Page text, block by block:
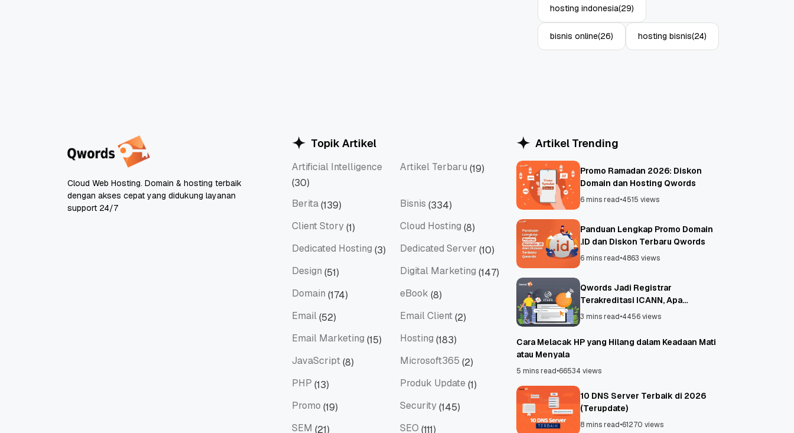
hosting indonesia(29)
bisnis online(26) hosting bisnis(24)
Cloud Web Hosting. Domain & hosting terbaik
dengan akses cepat yang didukung layanan
support 24/7
Topik Artikel
Artificial Intelligence
Artificial Intelligence
(30)
Artikel Terbaru (19)
Berita(139) Bisnis (334)
Client Story(1) Cloud Hosting (8)
Dedicated Hosting (3) Dedicated Server (10)
Design (51) Digital Marketing (147)
Domain (174) eBook (8)
Email(52) Email Client(2)
Email Marketing (15) Hosting (183)
JavaScript(8) Microsoft365 (2)
PHP (13) Produk Update (1)
Promo (19) Security(145)
SEM (21) SEO (111)
Artikel Trending
Promo Ramadan 2026: Diskon
Domain dan Hosting Qwords
6 mins read•4515 views
Panduan Lengkap Promo Domain
.ID dan Diskon Terbaru Qwords
6 mins read•4863 views
Qwords Jadi Registrar
Terakreditasi ICANN, Apa
Untungnya?
3 mins read•4456 views
Cara Melacak HP yang Hilang dalam Keadaan Mati
atau Menyala
5 mins read•66534 views
10 DNS Server Terbaik di 2026
(Terupdate)
8 mins read•61270 views